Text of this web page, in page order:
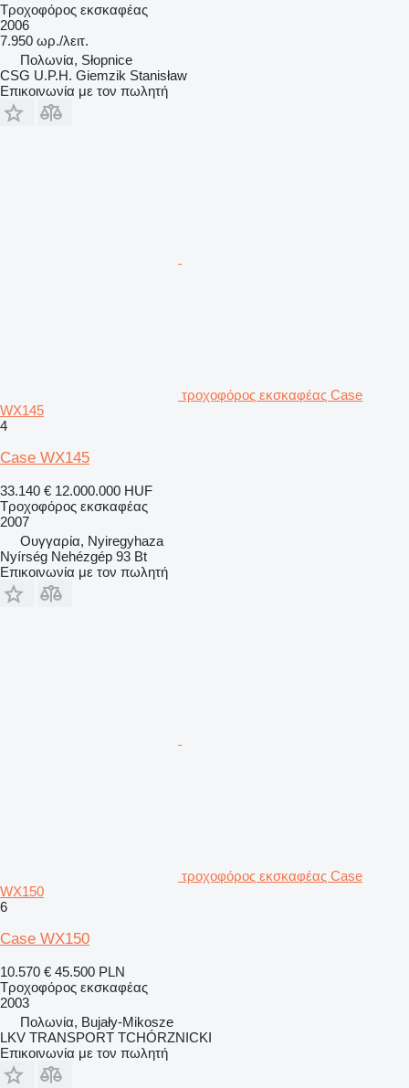
Τροχοφόρος εκσκαφέας
2006
7.950 ωρ./λειτ.
Πολωνία, Słopnice
CSG U.P.H. Giemzik Stanisław
Επικοινωνία με τον πωλητή
τροχοφόρος εκσκαφέας Case
WX145
4
Case WX145
33.140 € 12.000.000 HUF
Τροχοφόρος εκσκαφέας
2007
Ουγγαρία, Nyiregyhaza
Nyírség Nehézgép 93 Bt
Επικοινωνία με τον πωλητή
τροχοφόρος εκσκαφέας Case
WX150
6
Case WX150
10.570 € 45.500 PLN
Τροχοφόρος εκσκαφέας
2003
Πολωνία, Bujały-Mikosze
LKV TRANSPORT TCHÓRZNICKI
Επικοινωνία με τον πωλητή